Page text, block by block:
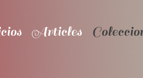
Articles